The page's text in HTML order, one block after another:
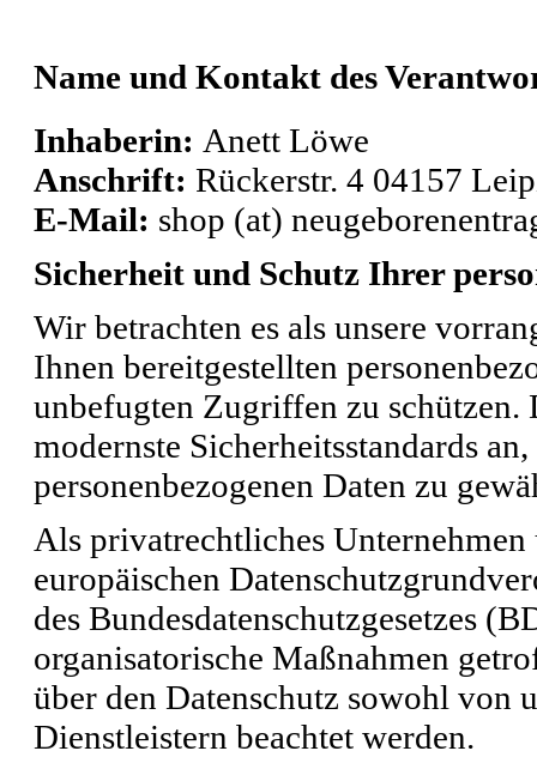
Name und Kontakt des
Inhaberin: Anett Löwe
Anschrift: Rückerstr. 4 04157
E-Mail: shop (at)
Sicherheit und Schutz Ihrer
Wir betrachten es als unsere
Ihnen bereitgestellten
unbefugten Zugriffen zu schützen.
modernste Sicherheitsstandards
personenbezogenen Daten zu
Als privatrechtliches
europäischen
des Bundesdatenschutzgesetzes
organisatorische Maßnahmen
über den Datenschutz sowohl von
Dienstleistern beachtet werden.